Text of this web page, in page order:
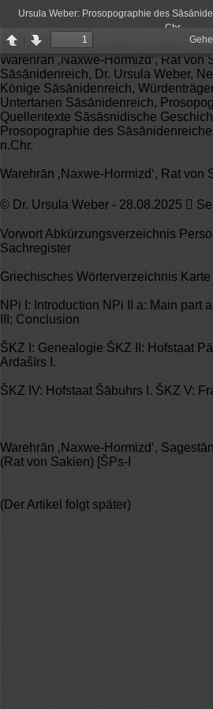
Ursula Weber: Prosopographie des
Chr.
Page
up
Page
down
Warehrān ‚Naxwe-Hormizd‘, Rat von
Sāsānidenreich, Dr. Ursula Weber,
Könige Sāsānidenreich,
Untertanen Sāsānidenreich,
Quellentexte Sāsāsnidische
Prosopographie des
n.Chr.
Warehrān ‚Naxwe-Hormizd‘, Rat von
© Dr. Ursula Weber - 28.08.2025 
Vorwort Abkürzungsverzeichnis
Sachregister
Griechisches Wörterverzeichnis
NPi I: Introduction NPi II a: Main part
III: Conclusion
ŠKZ I: Genealogie ŠKZ II: Hofstaat
Ardašīrs I.
ŠKZ IV: Hofstaat Šābuhrs I. ŠKZ V:
Warehrān ‚Naxwe-Hormizd‘,
(Rat von Sakien) [ŠPs-I
(Der Artikel folgt später)